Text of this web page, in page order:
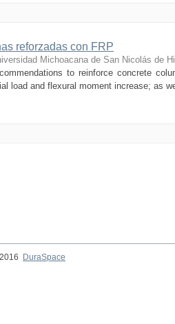
reforzadas con FRP
Michoacana de San Nicolás de
to reinforce concrete
load and flexural moment increase; as
DuraSpace